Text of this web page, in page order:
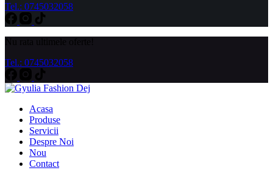
Tel.: 0745032058
Tel.: 0745032058
Acasa
Produse
Servicii
Despre Noi
Nou
Contact